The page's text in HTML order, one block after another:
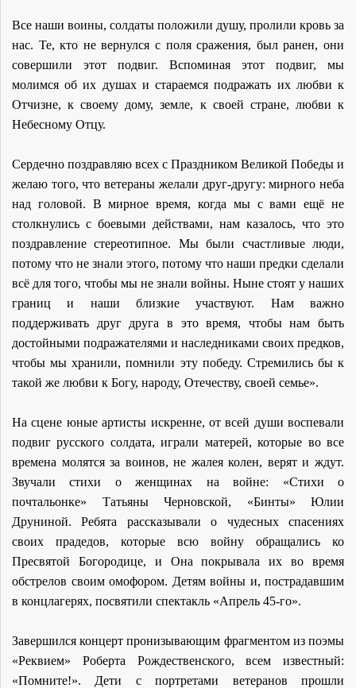
Все наши воины, солдаты положили душу, пролили кровь за
нас. Те, кто не вернулся с поля сражения, был ранен, они
совершили этот подвиг. Вспоминая этот подвиг, мы
молимся об их душах и стараемся подражать их любви к
Отчизне, к своему дому, земле, к своей стране, любви к
Небесному Отцу.
Сердечно поздравляю всех с Праздником Великой Победы и
желаю того, что ветераны желали друг-другу: мирного неба
над головой. В мирное время, когда мы с вами ещё не
столкнулись с боевыми действами, нам казалось, что это
поздравление стереотипное. Мы были счастливые люди,
потому что не знали этого, потому что наши предки сделали
всё для того, чтобы мы не знали войны. Ныне стоят у наших
границ и наши близкие участвуют. Нам важно
поддерживать друг друга в это время, чтобы нам быть
достойными подражателями и наследниками своих предков,
чтобы мы хранили, помнили эту победу. Стремились бы к
такой же любви к Богу, народу, Отечеству, своей семье».
На сцене юные артисты искренне, от всей души воспевали
подвиг русского солдата, играли матерей, которые во все
времена молятся за воинов, не жалея колен, верят и ждут.
Звучали стихи о женщинах на войне: «Стихи о
почтальонке» Татьяны Черновской, «Бинты» Юлии
Друниной. Ребята рассказывали о чудесных спасениях
своих прадедов, которые всю войну обращались ко
Пресвятой Богородице, и Она покрывала их во время
обстрелов своим омофором. Детям войны и, пострадавшим
в концлагерях, посвятили спектакль «Апрель 45-го».
Завершился концерт пронизывающим фрагментом из поэмы
«Реквием» Роберта Рождественского, всем известный:
«Помните!». Дети с портретами ветеранов прошли